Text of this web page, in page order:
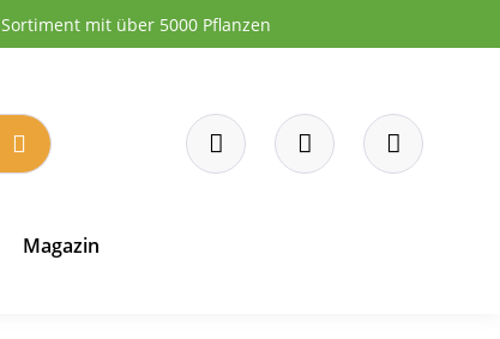
Sortiment mit über 5000 Pflanzen
Magazin